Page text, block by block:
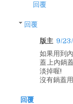
回覆
回覆
版主 9/
如果用到
蓋上內鍋
淡掉喔!
沒有鍋蓋
回覆